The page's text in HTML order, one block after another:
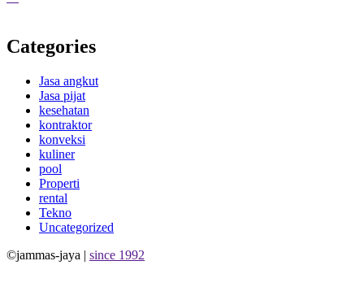
Categories
Jasa angkut
Jasa pijat
kesehatan
kontraktor
konveksi
kuliner
pool
Properti
rental
Tekno
Uncategorized
©jammas-jaya | since 1992